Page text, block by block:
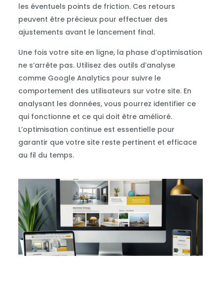
les éventuels points de friction. Ces retours
peuvent être précieux pour effectuer des
ajustements avant le lancement final.
Une fois votre site en ligne, la phase d’optimisation
ne s’arrête pas. Utilisez des outils d’analyse
comme Google Analytics pour suivre le
comportement des utilisateurs sur votre site. En
analysant les données, vous pourrez identifier ce
qui fonctionne et ce qui doit être amélioré.
L’optimisation continue est essentielle pour
garantir que votre site reste pertinent et efficace
au fil du temps.